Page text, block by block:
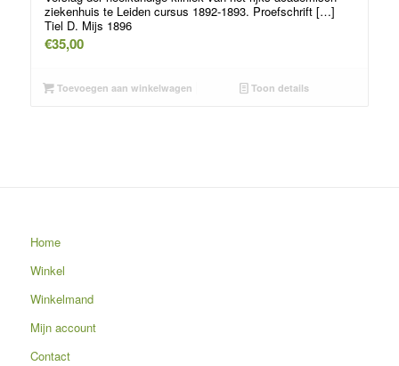
ziekenhuis te Leiden cursus 1892-1893. Proefschrift […]
Tiel D. Mijs 1896
€35,00
Toevoegen aan winkelwagen Toon details
Home
Winkel
Winkelmand
Mijn account
Contact